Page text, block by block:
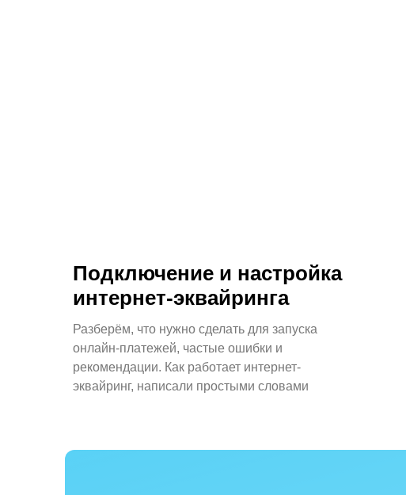
Подключение и настройка
интернет-эквайринга
Разберём, что нужно сделать для запуска
онлайн-платежей, частые ошибки и
рекомендации. Как работает интернет-
эквайринг, написали простыми словами